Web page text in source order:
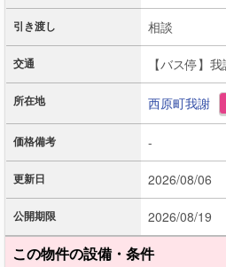
引き渡し 相談
交通 【バス停】
所在地 西原町我謝
価格備考 -
更新日 2026/08/06
公開期限 2026/08/19
この物件の設備・条件